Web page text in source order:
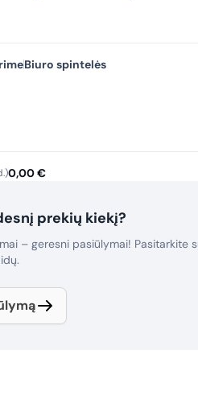
Biuro spintelės
0,00€
prekių kiekį?
– geresni pasiūlymai! Pasitarkite